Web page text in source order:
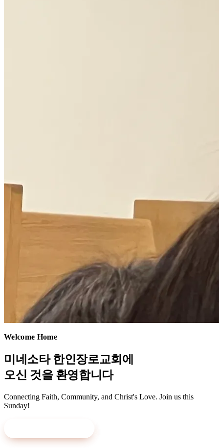
Welcome Home
미네소타 한인장로교회에
오신 것을 환영합니다
Connecting Faith, Community, and Christ's Love. Join us this
Sunday!